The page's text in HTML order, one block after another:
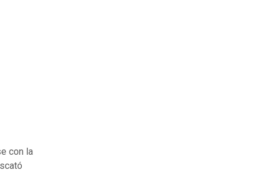
con la